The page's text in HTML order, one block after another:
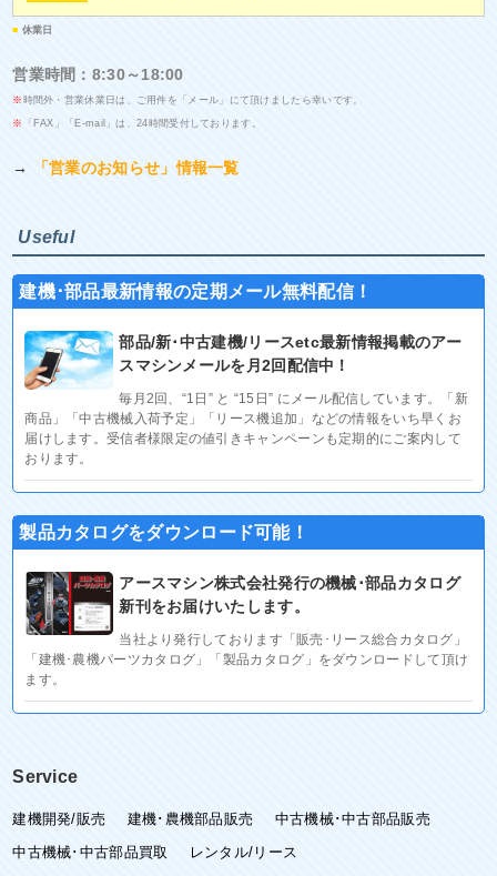
■ 休業日
営業時間：8:30～18:00
※ 時間外・営業休業日は、ご用件を「メール」にて頂けましたら幸いです。
※ 「FAX」「E-mail」は、24時間受付しております。
→ 「営業のお知らせ」情報一覧
Useful
建機･部品最新情報の定期メール無料配信！
部品/新･中古建機/リースetc最新情報掲載のアー
スマシンメールを月2回配信中！
毎月2回、“1日” と “15日” にメール配信しています。「新
商品」「中古機械入荷予定」「リース機追加」などの情報をいち早くお
届けします。受信者様限定の値引きキャンペーンも定期的にご案内して
おります。
製品カタログをダウンロード可能！
アースマシン株式会社発行の機械･部品カタログ
新刊をお届けいたします。
当社より発行しております「販売･リース総合カタログ」
「建機･農機パーツカタログ」「製品カタログ」をダウンロードして頂け
ます。
Service
建機開発/販売 建機･農機部品販売
中古機械･中古部品販売
中古機械･中古部品買取
レンタル/リース